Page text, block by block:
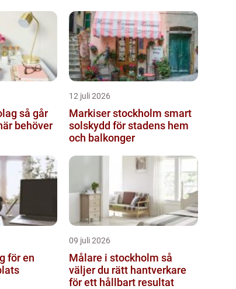
går
behöver
12 juli 2026
Markiser stockholm smart
solskydd för stadens hem
och balkonger
för en
09 juli 2026
Målare i stockholm så
väljer du rätt hantverkare
för ett hållbart resultat